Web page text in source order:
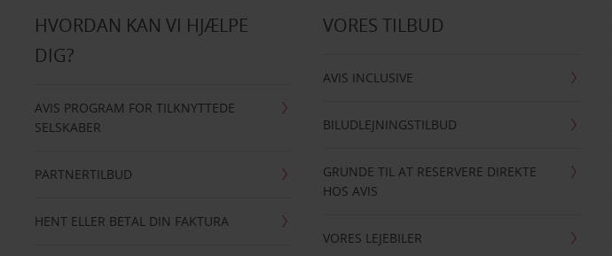
HVORDAN KAN VI HJÆLPE
DIG?
AVIS PROGRAM FOR TILKNYTTEDE
SELSKABER
PARTNERTILBUD
HENT ELLER BETAL DIN FAKTURA
VORES TILBUD
AVIS INCLUSIVE
BILUDLEJNINGSTILBUD
GRUNDE TIL AT RESERVERE DIREKTE
HOS AVIS
VORES LEJEBILER